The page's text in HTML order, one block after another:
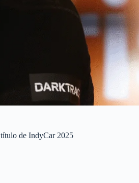
de IndyCar 2025